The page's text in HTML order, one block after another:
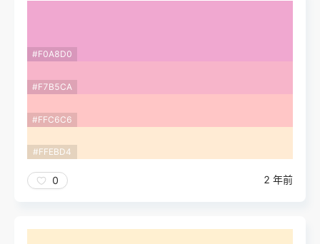
#F0A8D0
#F7B5CA
#FFC6C6
#FFEBD4
0 2 年前